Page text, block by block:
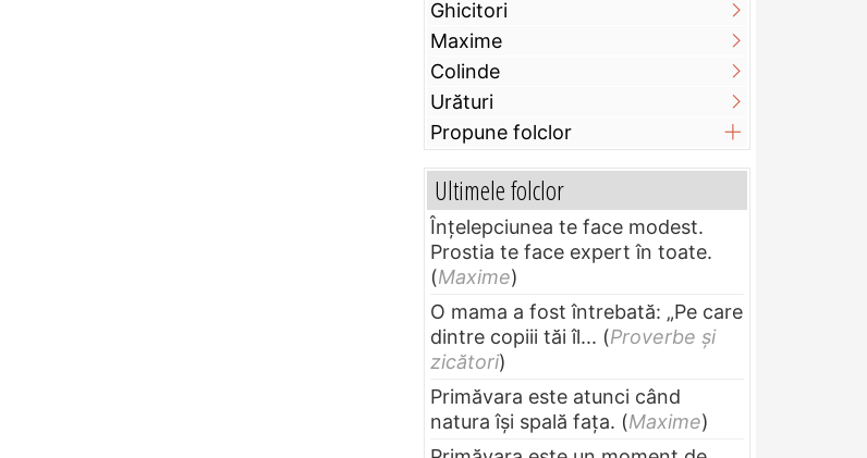
Ghicitori
Maxime
Colinde
Urături
Propune folclor
Ultimele folclor
Înțelepciunea te face modest.
Prostia te face expert în toate.
(Maxime)
O mama a fost întrebată: „Pe care
dintre copiii tăi îl... (Proverbe și
zicători)
Primăvara este atunci când
natura își spală fața. (Maxime)